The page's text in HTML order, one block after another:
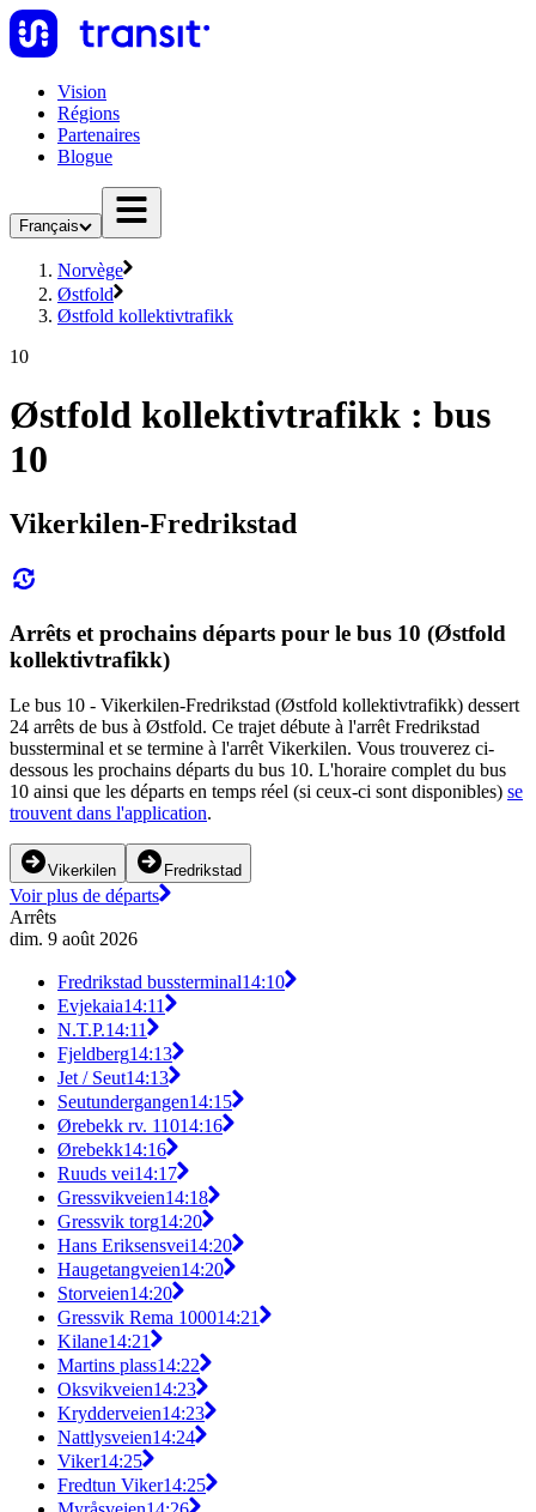
Vision
Régions
Partenaires
Blogue
Français
Norvège
Østfold
Østfold kollektivtrafikk
10
Østfold kollektivtrafikk : bus
10
Vikerkilen-Fredrikstad
Arrêts et prochains départs pour le bus 10 (Østfold
kollektivtrafikk)
Le bus 10 - Vikerkilen-Fredrikstad (Østfold kollektivtrafikk) dessert
24 arrêts de bus à Østfold. Ce trajet débute à l'arrêt Fredrikstad
bussterminal et se termine à l'arrêt Vikerkilen. Vous trouverez ci-
dessous les prochains départs du bus 10. L'horaire complet du bus
10 ainsi que les départs en temps réel (si ceux-ci sont disponibles) se
trouvent dans l'application.
Vikerkilen Fredrikstad
Voir plus de départs
Arrêts
dim. 9 août 2026
Fredrikstad bussterminal14:10
Evjekaia14:11
N.T.P.14:11
Fjeldberg14:13
Jet / Seut14:13
Seutundergangen14:15
Ørebekk rv. 11014:16
Ørebekk14:16
Ruuds vei14:17
Gressvikveien14:18
Gressvik torg14:20
Hans Eriksensvei14:20
Haugetangveien14:20
Storveien14:20
Gressvik Rema 100014:21
Kilane14:21
Martins plass14:22
Oksvikveien14:23
Krydderveien14:23
Nattlysveien14:24
Viker14:25
Fredtun Viker14:25